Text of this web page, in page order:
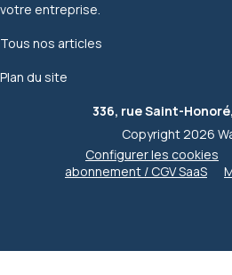
votre entreprise.
Tous nos articles
Plan du site
336, rue Saint-
Copyright 2026
Configurer les cookies
abonnement / CGV SaaS